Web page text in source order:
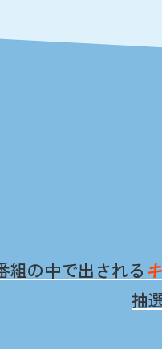
組の中で出される
抽